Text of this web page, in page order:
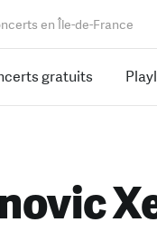
en Île-de-France
gratuits